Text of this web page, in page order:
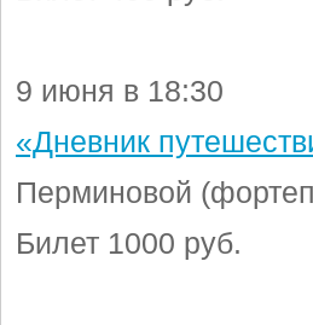
9 июня в 18:30
«Дневник
Перминовой
Билет 1000 руб.